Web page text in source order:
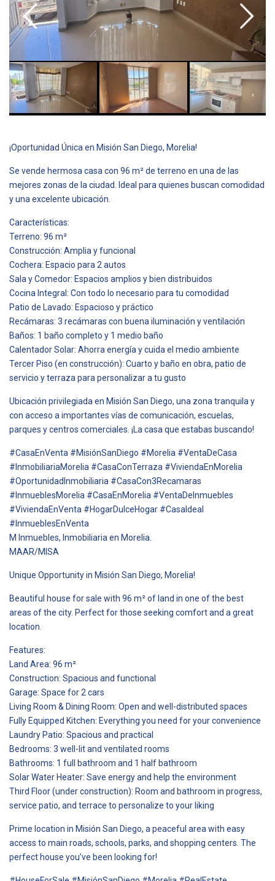
¡Oportunidad Única en Misión San Diego, Morelia!
Se vende hermosa casa con 96 m² de terreno en una de las
mejores zonas de la ciudad. Ideal para quienes buscan comodidad
y una excelente ubicación.
Características:
Terreno: 96 m²
Construcción: Amplia y funcional
Cochera: Espacio para 2 autos
Sala y Comedor: Espacios amplios y bien distribuidos
Cocina Integral: Con todo lo necesario para tu comodidad
Patio de Lavado: Espacioso y práctico
Recámaras: 3 recámaras con buena iluminación y ventilación
Baños: 1 baño completo y 1 medio baño
Calentador Solar: Ahorra energía y cuida el medio ambiente
Tercer Piso (en construcción): Cuarto y baño en obra, patio de
servicio y terraza para personalizar a tu gusto
Ubicación privilegiada en Misión San Diego, una zona tranquila y
con acceso a importantes vías de comunicación, escuelas,
parques y centros comerciales. ¡La casa que estabas buscando!
#CasaEnVenta #MisiónSanDiego #Morelia #VentaDeCasa
#InmobiliariaMorelia #CasaConTerraza #ViviendaEnMorelia
#OportunidadInmobiliaria #CasaCon3Recamaras
#InmueblesMorelia #CasaEnMorelia #VentaDeInmuebles
#ViviendaEnVenta #HogarDulceHogar #CasaIdeal
#InmueblesEnVenta
M Inmuebles, Inmobiliaria en Morelia.
MAAR/MISA
Unique Opportunity in Misión San Diego, Morelia!
Beautiful house for sale with 96 m² of land in one of the best
areas of the city. Perfect for those seeking comfort and a great
location.
Features:
Land Area: 96 m²
Construction: Spacious and functional
Garage: Space for 2 cars
Living Room & Dining Room: Open and well-distributed spaces
Fully Equipped Kitchen: Everything you need for your convenience
Laundry Patio: Spacious and practical
Bedrooms: 3 well-lit and ventilated rooms
Bathrooms: 1 full bathroom and 1 half bathroom
Solar Water Heater: Save energy and help the environment
Third Floor (under construction): Room and bathroom in progress,
service patio, and terrace to personalize to your liking
Prime location in Misión San Diego, a peaceful area with easy
access to main roads, schools, parks, and shopping centers. The
perfect house you’ve been looking for!